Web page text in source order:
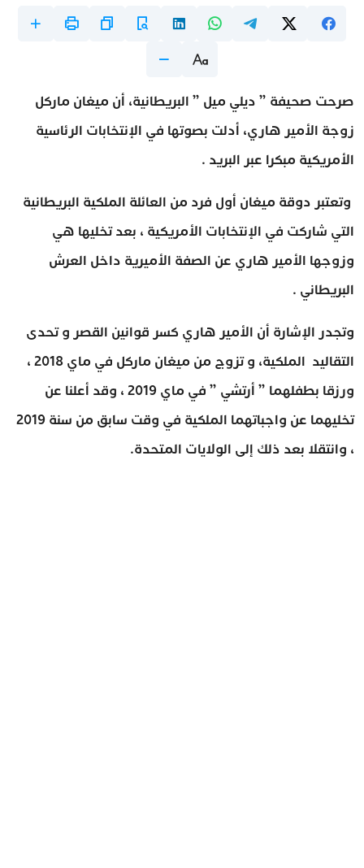
صرحت صحيفة ” ديلي ميل ” البريطانية، أن ميغان ماركل
زوجة الأمير هاري، أدلت بصوتها في الإنتخابات الرئاسية
الأمريكية مبكرا عبر البريد .
وتعتبر دوقة ميغان أول فرد من العائلة الملكية البريطانية
التي شاركت في الإنتخابات الأمريكية ، بعد تخليها هي
وزوجها الأمير هاري عن الصفة الأميرية داخل العرش
البريطاني .
وتجدر الإشارة أن الأمير هاري كسر قوانين القصر و تحدى
التقاليد الملكية، و تزوج من ميغان ماركل في ماي 2018 ،
ورزقا بطفلهما ” أرتشي ” في ماي 2019 ، وقد أعلنا عن
تخليهما عن واجباتهما الملكية في وقت سابق من سنة 2019
، وانتقلا بعد ذلك إلى الولايات المتحدة.